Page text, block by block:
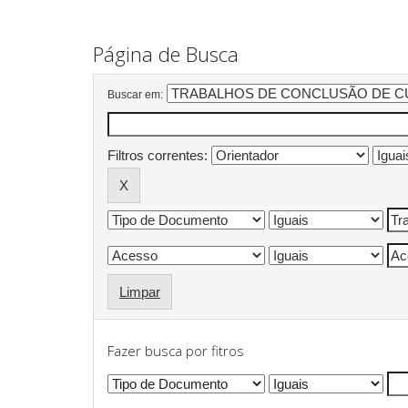
Página de Busca
Buscar em:
Filtros correntes:
Limpar
Fazer busca por fitros